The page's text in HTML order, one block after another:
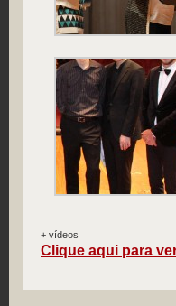
+ vídeos
Clique aqui para